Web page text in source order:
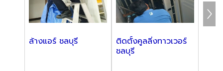
ล้างแอร์ ชลบุรี
ติดตั้งคูลลิ่งทาวเวอร์
ชลบุรี